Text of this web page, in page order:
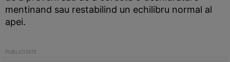
mentinand sau restabilind un echilibru normal al
apei.